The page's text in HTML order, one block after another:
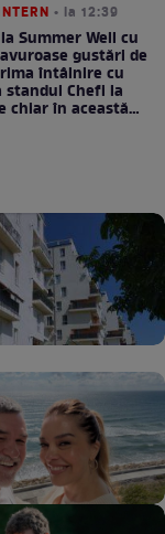
• la 12:39
Summer Well cu
gustări de
întâlnire cu
standul Chefi la
chiar în această